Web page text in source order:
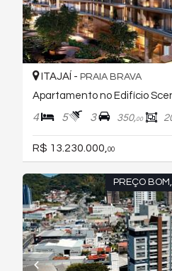
ITAJAÍ - PRAIA BRAVA
4 5 3 350,00
R$ 13.230.000, 00
PREÇO